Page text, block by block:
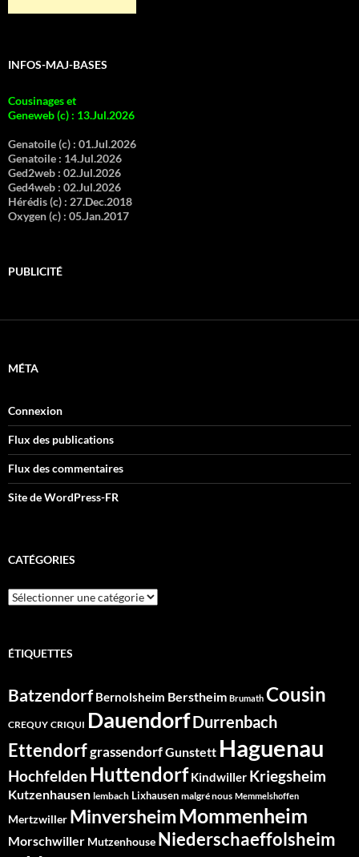
INFOS-MAJ-BASES
Cousinages et
Geneweb (c) : 13.Jul.2026
Genatoile (c) : 01.Jul.2026
Genatoile : 14.Jul.2026
Ged2web : 02.Jul.2026
Ged4web : 02.Jul.2026
Hérédis (c) : 27.Dec.2018
Oxygen (c) : 05.Jan.2017
PUBLICITÉ
MÉTA
Connexion
Flux des publications
Flux des commentaires
Site de WordPress-FR
CATÉGORIES
Catégories
ÉTIQUETTES
Batzendorf Bernolsheim Berstheim Brumath Cousin
CREQUY CRIQUI DauendorfDurrenbach
EttendorfgrassendorfGunstett Haguenau
Hochfelden Huttendorf Kindwiller Kriegsheim
Kutzenhausen lembach Lixhausen malgré nous Memmelshoffen
Mertzwiller MinversheimMommenheim
Morschwiller Mutzenhouse Niederschaeffolsheim